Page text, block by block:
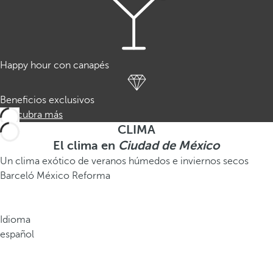
Happy hour con canapés
Beneficios exclusivos
Descubra más
CLIMA
El clima en Ciudad de México
Un clima exótico de veranos húmedos e inviernos secos
Barceló México Reforma
Idioma
español